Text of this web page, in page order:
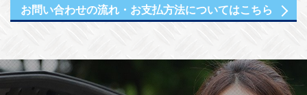
お問い合わせの流れ・ お支払方法についてはこちら